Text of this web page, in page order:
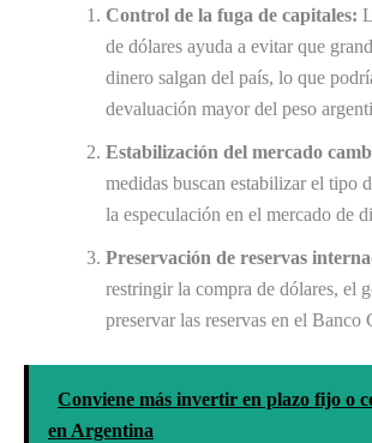
Control de la fuga de capitales:
de dólares ayuda a evitar que
dinero salgan del país, lo que
devaluación mayor del peso
Estabilización del mercado
medidas buscan estabilizar el tipo
la especulación en el mercado de
Preservación de reservas
restringir la compra de dólares, el
preservar las reservas en el Banco
Conviene más invertir en plazo fijo o
en Argentina